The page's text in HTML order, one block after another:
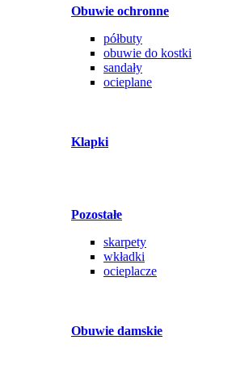
Obuwie ochronne
półbuty
obuwie do kostki
sandały
ocieplane
Klapki
Pozostałe
skarpety
wkładki
ocieplacze
Obuwie damskie